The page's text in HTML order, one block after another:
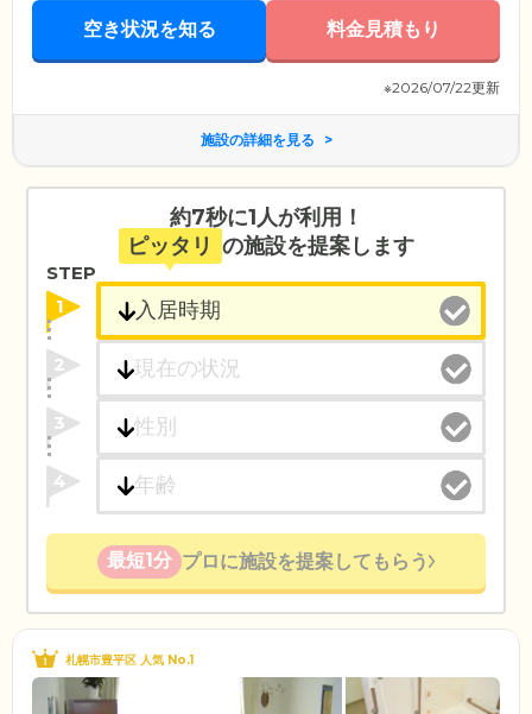
空き状況を知る 料金見積もり
※2026/07/22更新
施設の詳細を見る
約7秒に1人が利用！
ピッタリ の施設を提案します
STEP
1
2
3
4
最短1分 プロに施設を提案してもらう
札幌市豊平区 人気 No.1